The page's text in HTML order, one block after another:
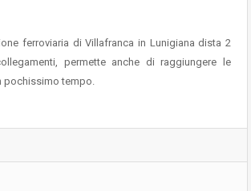
ferroviaria di Villafranca in Lunigiana dista 2
permette anche di raggiungere le
pochissimo tempo.